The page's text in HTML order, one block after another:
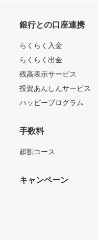
銀行との口座連携
らくらく入金
らくらく出金
残高表示サービス
投資あんしんサービス
ハッピープログラム
手数料
超割コース
キャンペーン